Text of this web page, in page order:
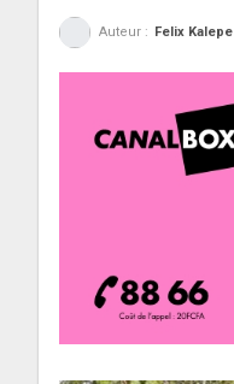
Auteur : Felix Kalepe